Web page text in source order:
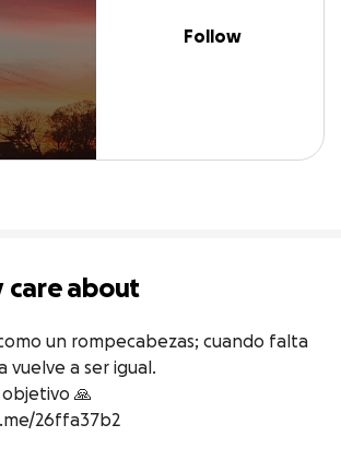
Follow
care about
un rompecabezas; cuando falta
vuelve a ser igual.
🙏
26ffa37b2